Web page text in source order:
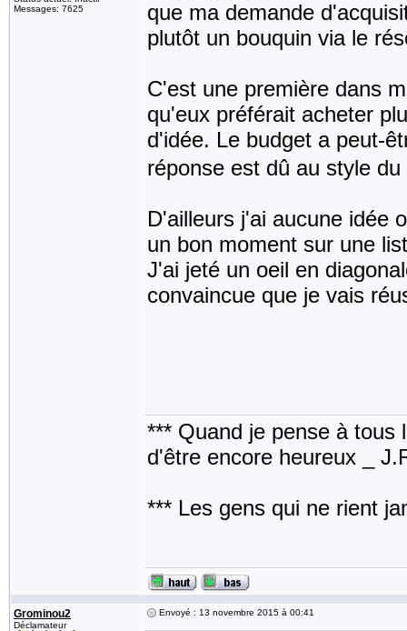
Messages: 7625
que ma demande
plutôt un bouquin via le
C'est une première dans
qu'eux préférait acheter
d'idée. Le budget a peut-
réponse est dû au style
D'ailleurs j'ai aucune idée
un bon moment sur une
J'ai jeté un oeil en
convaincue que je vais
*** Quand je pense à tous
d'être encore heureux _
*** Les gens qui ne rient
Grominou2
Déclamateur
Envoyé : 13 novembre 2015 à 00:41